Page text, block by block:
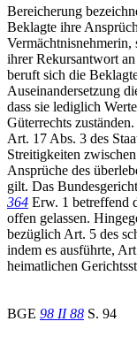
Bereicherung
Beklagte ihre
Vermächtnisnehmerin,
ihrer Rekursantwort
beruft sich die
Auseinandersetzung
dass sie lediglich
Güterrechts
Art. 17 Abs. 3 des
Streitigkeiten
Ansprüche des
gilt. Das
364 Erw. 1 betreffend
offen gelassen.
bezüglich Art. 5 des
indem es ausführte,
heimatlichen
BGE 98 II 88 S. 94